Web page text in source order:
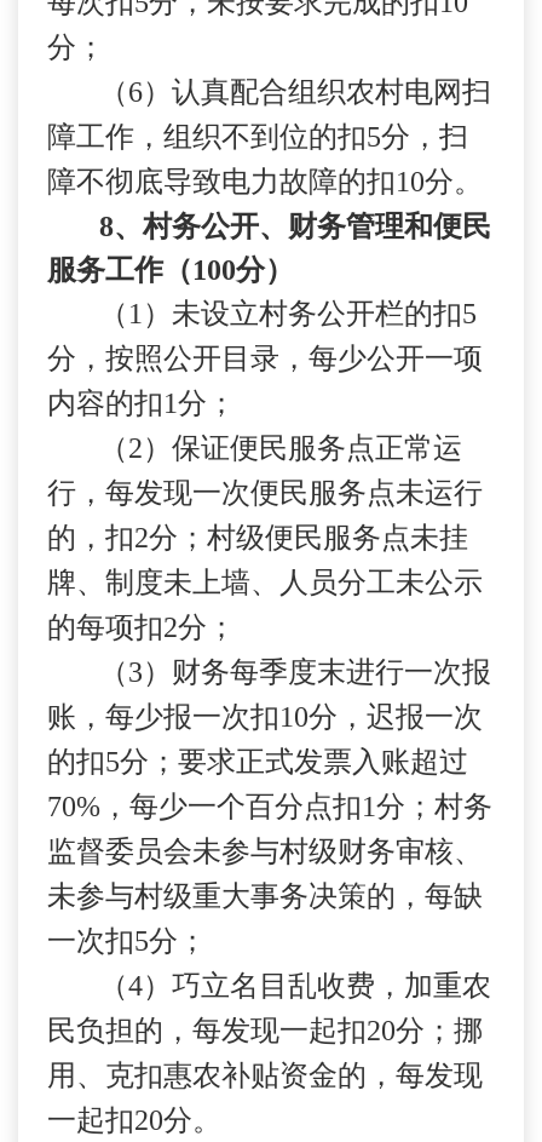
分；
（6）认真配合组织农村电网扫
障工作，组织不到位的扣5分，扫
障不彻底导致电力故障的扣10分。
8、村务公开、财务管理和便民
服务工作（100分）
（ 1 ）未设立村务公开栏的扣5
分，按照公开目录，每少公开一项
内容的扣1分；
（2）保证便民服务点正常运
行，每发现一次便民服务点未运行
的，扣2分；村级便民服务点未挂
牌、制度未上墙、人员分工未公示
的每项扣2分；
（3）财务每季度末进行一次报
账，每少报一次扣10分，迟报一次
的扣5分；要求正式发票入账超过
70% ，每少一个百分点扣1分；村务
监督委员会未参与村级财务审核、
未参与村级重大事务决策的，每缺
一次扣5分；
（4）巧立名目乱收费，加重农
民负担的，每发现一起扣20分；挪
用、克扣惠农补贴资金的，每发现
一起扣20分。